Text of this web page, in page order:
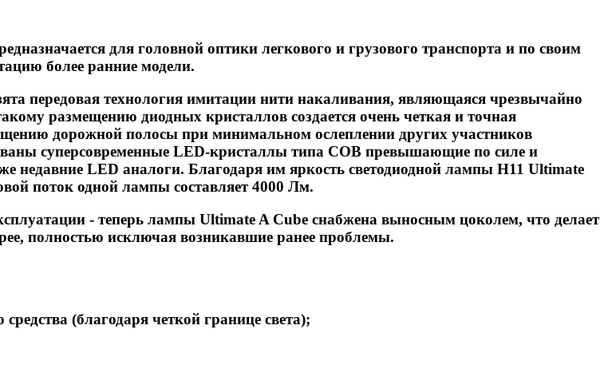
для головной оптики легкового и грузового транспорта и по своим
более ранние модели.
передовая технология имитации нити накаливания, являющаяся чрезвычайно
размещению диодных кристаллов создается очень четкая и точная
дорожной полосы при минимальном ослеплении других участников
суперсовременные LED-кристаллы типа COB превышающие по силе и
недавние LED аналоги. Благодаря им яркость светодиодной лампы H11 Ultimate
поток одной лампы составляет 4000 Лм.
- теперь лампы Ultimate A Cube снабжена выносным цоколем, что делает
полностью исключая возникавшие ранее проблемы.
(благодаря четкой границе света);